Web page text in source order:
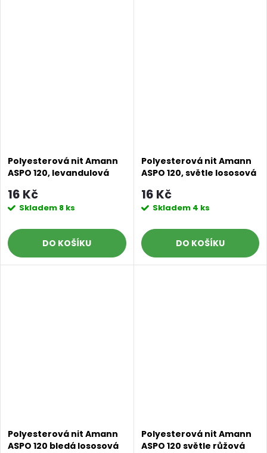
Polyesterová nit Amann
ASPO 120, levandulová
16 Kč
Skladem 8 ks
DO KOŠÍKU
Polyesterová nit Amann
ASPO 120, světle lososová
16 Kč
Skladem 4 ks
DO KOŠÍKU
Polyesterová nit Amann
ASPO 120 bledá lososová
Polyesterová nit Amann
ASPO 120 světle růžová